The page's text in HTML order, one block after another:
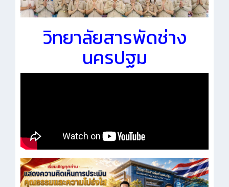
วิทยาลัยสารพัดช่าง
นครปฐม